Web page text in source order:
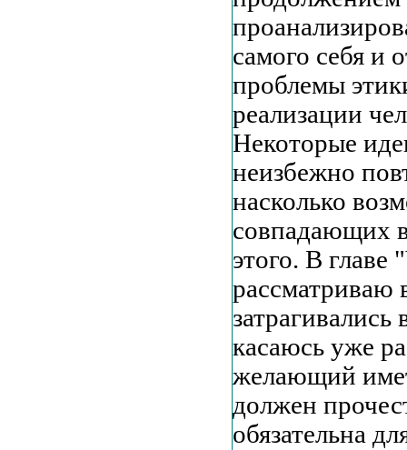
самого себя и
проблемы
реализации
Некоторые
неизбежно
насколько
совпадающих
этого. В главе
рассматриваю
касаюсь уже
желающий
должен
обязательна